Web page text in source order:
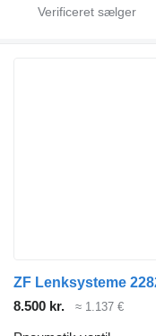
8.500 kr. ≈ 1.137 €